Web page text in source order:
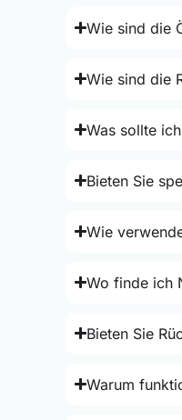
Wie sind die
Wie sind die
Was sollte
Bieten Sie
Wie
Wo finde ich
Bieten Sie
Warum